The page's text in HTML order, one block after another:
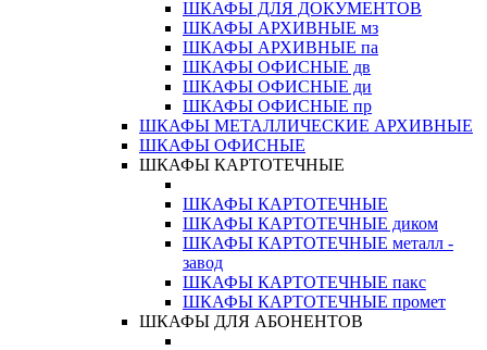
ШКАФЫ ДЛЯ ДОКУМЕНТОВ
ШКАФЫ АРХИВНЫЕ мз
ШКАФЫ АРХИВНЫЕ па
ШКАФЫ ОФИСНЫЕ дв
ШКАФЫ ОФИСНЫЕ ди
ШКАФЫ ОФИСНЫЕ пр
ШКАФЫ МЕТАЛЛИЧЕСКИЕ АРХИВНЫЕ
ШКАФЫ ОФИСНЫЕ
ШКАФЫ КАРТОТЕЧНЫЕ
ШКАФЫ КАРТОТЕЧНЫЕ
ШКАФЫ КАРТОТЕЧНЫЕ диком
ШКАФЫ КАРТОТЕЧНЫЕ металл -
завод
ШКАФЫ КАРТОТЕЧНЫЕ пакс
ШКАФЫ КАРТОТЕЧНЫЕ промет
ШКАФЫ ДЛЯ АБОНЕНТОВ